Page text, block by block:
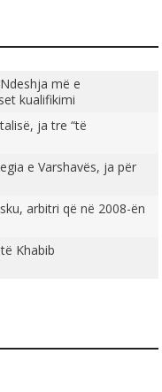
më e
kualifikimi
ja tre “të
e Varshavës, ja për
arbitri që në 2008-ën
Khabib